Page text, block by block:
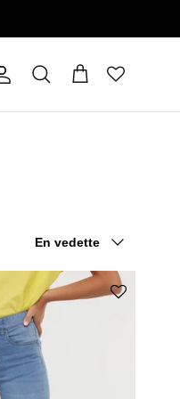
CompteRecherchePanier
En vedette